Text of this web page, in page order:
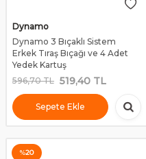
Dynamo
Dynamo 3 Bıçaklı Sistem
Erkek Tıraş Bıçağı ve 4 Adet
Yedek Kartuş
596,70TL 519,40 TL
Sepete Ekle
%20